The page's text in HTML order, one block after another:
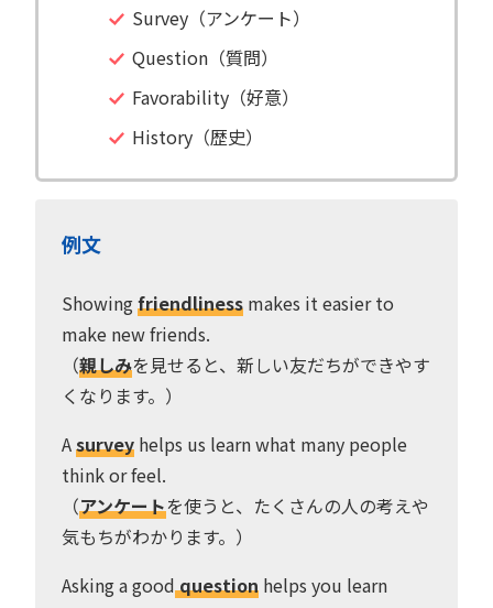
Survey（アンケート）
Question（質問）
Favorability（好意）
History（歴史）
例文
Showingfriendliness makes it easier to
make new friends.
（親しみを見せると、新しい友だちができやす
くなります。）
Asurvey helps us learn what many people
think or feel.
（アンケートを使うと、たくさんの人の考えや
気もちがわかります。）
Asking a goodquestion helps you learn